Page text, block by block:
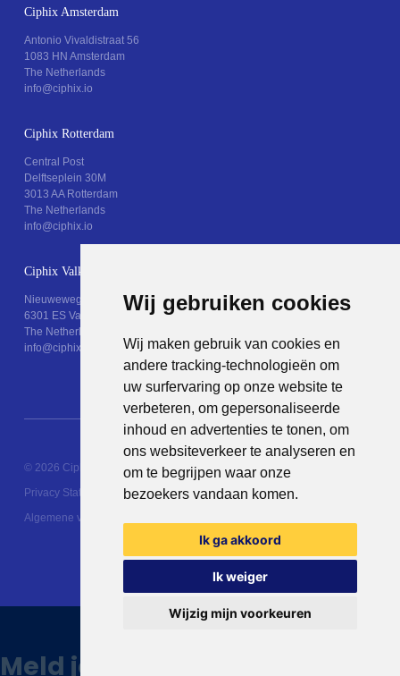
Wij gebruiken cookies
Wij maken gebruik van cookies en
andere tracking-technologieën om
uw surfervaring op onze website te
verbeteren, om gepersonaliseerde
inhoud en advertenties te tonen, om
ons websiteverkeer te analyseren en
om te begrijpen waar onze
bezoekers vandaan komen.
Ik ga akkoord
Ik weiger
Wijzig mijn voorkeuren
Ciphix Amsterdam
Antonio Vivaldistraat 56
1083 HN Amsterdam
The Netherlands
info@ciphix.io
Ciphix Rotterdam
Central Post
Delftseplein 30M
3013 AA Rotterdam
The Netherlands
info@ciphix.io
Ciphix Valkenburg
Nieuweweg 25
6301 ES Valkenburg (Limburg)
The Netherlands
info@ciphix.io
© 2026 Ciphix
Resources
Privacy Statement
Algemene voorwaarden
Met ♥︎ gemaakt:
agency Brendly